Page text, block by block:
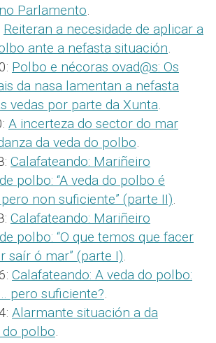
Parlamento.
Reiteran a necesidade de aplicar a
ante a nefasta situación.
Polbo e nécoras ovad@s: Os
da nasa lamentan a nefasta
vedas por parte da Xunta.
A incerteza do sector do mar
da veda do polbo.
Calafateando: Mariñeiro
polbo: “A veda do polbo é
non suficiente” (parte II).
Calafateando: Mariñeiro
polbo: “O que temos que facer
saír ó mar” (parte I).
Calafateando: A veda do polbo:
pero suficiente?.
Alarmante situación a da
polbo.